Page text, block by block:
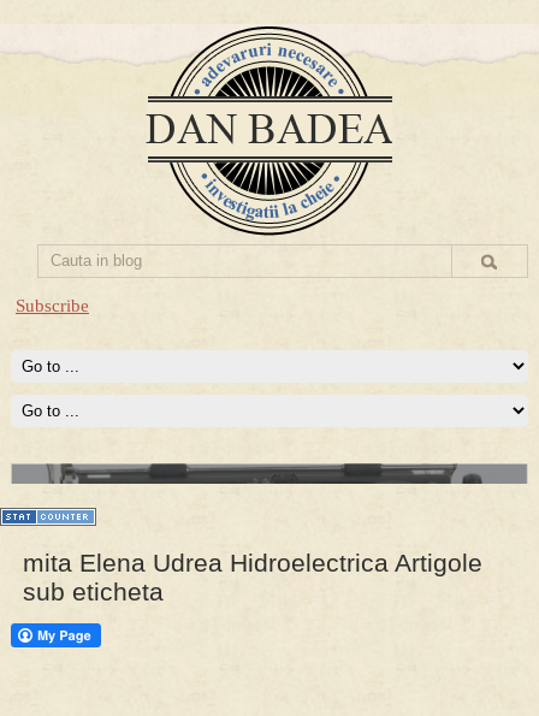
Subscribe
PRESA
Prima mea carte publicata (Nemira)
Averea Presedintelui: prima lucrare despre controversatele
conturi secrete ale Securitatii.
mita Elena Udrea Hidroelectrica Artigole
sub eticheta